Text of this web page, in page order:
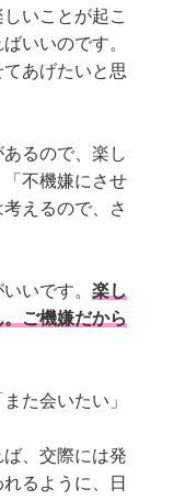
いことが起こ
いいのです。
あげたいと思
るので、楽し
不機嫌にさせ
えるので、さ
いです。楽し
ご機嫌だから
た会いたい」
ば、交際には発
るように、日